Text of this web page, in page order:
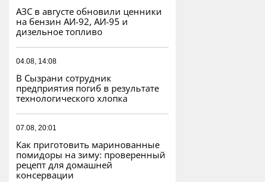
АЗС в августе обновили ценники
на бензин АИ-92, АИ-95 и
дизельное топливо
04.08, 14:08
В Сызрани сотрудник
предприятия погиб в результате
технологического хлопка
07.08, 20:01
Как приготовить маринованные
помидоры на зиму: проверенный
рецепт для домашней
консервации